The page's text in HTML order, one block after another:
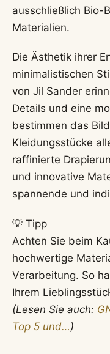
ausschließlich Bio-
Materialien.
Die Ästhetik ihrer
minimalistischen
von Jil Sander
Details und eine
bestimmen das
Kleidungsstücke
raffinierte
und innovative
spannende und
💡 Tipp
Achten Sie beim
hochwertige
Verarbeitung. So
Ihrem
(Lesen Sie auch:
Top 5 und…)